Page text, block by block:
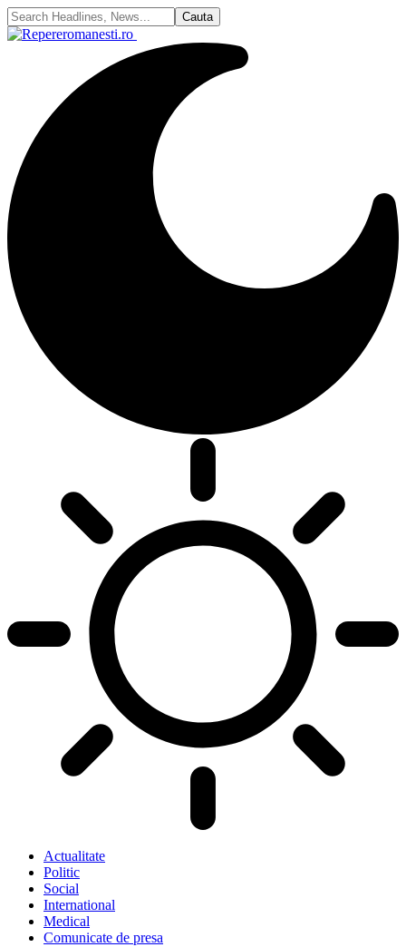
Actualitate
Politic
Social
International
Medical
Comunicate de presa